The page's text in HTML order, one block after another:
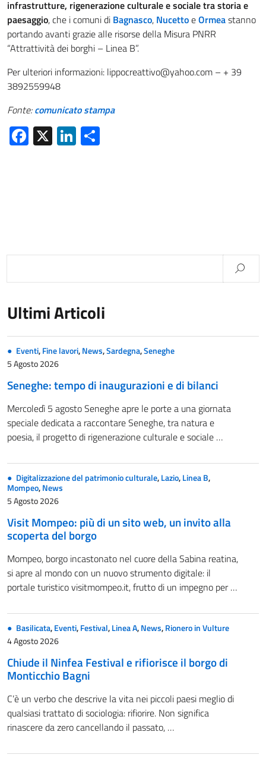
infrastrutture, rigenerazione culturale e sociale tra storia e
paesaggio, che i comuni di Bagnasco, NucettoeOrmeastanno
portando avanti grazie alle risorse della Misura PNRR
“Attrattività dei borghi – Linea B”.
Per ulteriori informazioni: lippocreattivo@yahoo.com – + 39
3892559948
Fonte:comunicato stampa
Facebook
X LinkedIn
Ultimi Articoli
Eventi,Fine lavori,News,Sardegna,Seneghe
5 Agosto 2026
Seneghe: tempo di inaugurazioni e di bilanci
Mercoledì 5 agosto Seneghe apre le porte a una giornata
speciale dedicata a raccontare Seneghe, tra natura e
poesia, il progetto di rigenerazione culturale e sociale …
Digitalizzazione del patrimonio culturale,Lazio,Linea B,
Mompeo,News
5 Agosto 2026
Visit Mompeo: più di un sito web, un invito alla
scoperta del borgo
Mompeo, borgo incastonato nel cuore della Sabina reatina,
si apre al mondo con un nuovo strumento digitale: il
portale turistico visitmompeo.it, frutto di un impegno per …
Basilicata,Eventi,Festival,Linea A,News,Rionero in Vulture
4 Agosto 2026
Chiude il Ninfea Festival e rifiorisce il borgo di
Monticchio Bagni
C’è un verbo che descrive la vita nei piccoli paesi meglio di
qualsiasi trattato di sociologia: rifiorire. Non significa
rinascere da zero cancellando il passato, …